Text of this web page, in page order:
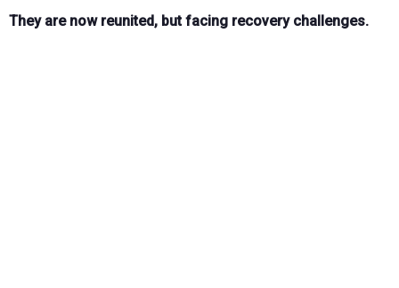
They are now reunited, but facing recovery challenges.